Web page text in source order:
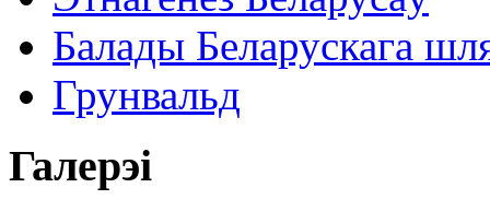
Балады Беларускага
Грунвальд
Галерэі